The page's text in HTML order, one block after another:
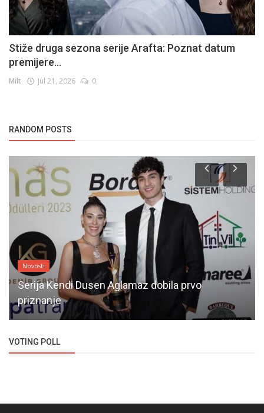
Stiže druga sezona serije Arafta: Poznat datum
premijere...
Milt Jul 21, 2026 0
RANDOM POSTS
Novosti
Serija Kendi Dusen Aglamaz dobila prvo
priznanje
VOTING POLL